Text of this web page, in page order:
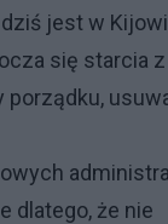
jest w
się starcia z
porządku,
dlatego, że nie